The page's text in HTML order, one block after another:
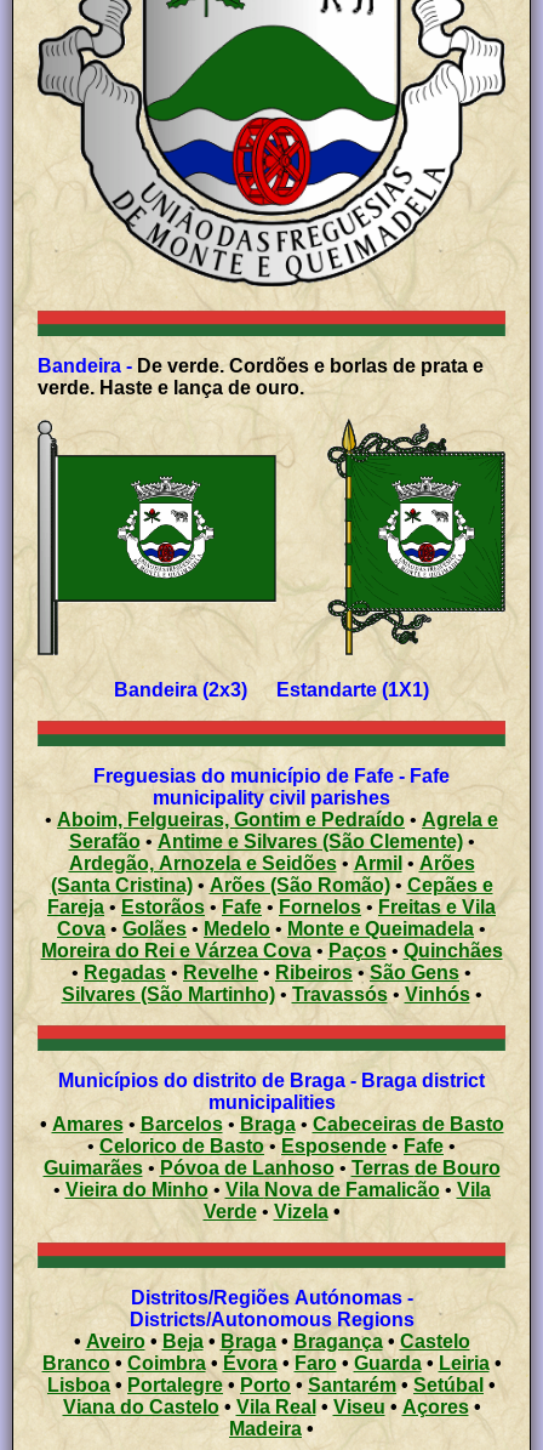
Bandeira - De verde. Cordões e borlas de prata e
verde. Haste e lança de ouro.
Bandeira (2x3) Estandarte (1X1)
Freguesias do município de Fafe - Fafe
municipality civil parishes
• Aboim, Felgueiras, Gontim e Pedraído • Agrela e
Serafão•Antime e Silvares (São Clemente)•
Ardegão, Arnozela e Seidões• Armil • Arões
(Santa Cristina)•Arões (São Romão)• Cepães e
Fareja • Estorãos • Fafe • Fornelos • Freitas e Vila
Cova • Golães • Medelo • Monte e Queimadela •
Moreira do Rei e Várzea Cova• Paços• Quinchães
• Regadas • Revelhe • Ribeiros•São Gens •
Silvares (São Martinho)• Travassós•Vinhós•
Municípios do distrito de Braga - Braga district
municipalities
• Amares• Barcelos• Braga• Cabeceiras de Basto
•
Celorico de Basto• Esposende• Fafe •
Guimarães• Póvoa de Lanhoso•
Terras de Bouro
• Vieira do Minho• Vila Nova de Famalicão• Vila
Verde• Vizela•
Distritos/Regiões Autónomas -
Districts/Autonomous Regions
• Aveiro• Beja• Braga•Bragança•Castelo
Branco• Coimbra• Évora•Faro• Guarda• Leiria•
Lisboa • Portalegre • Porto • Santarém • Setúbal •
Viana do Castelo• Vila Real • Viseu • Açores •
Madeira •